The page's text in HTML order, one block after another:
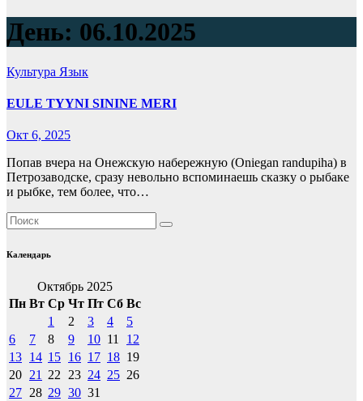
День: 06.10.2025
Культура Язык
EULE TYYNI SININE MERI
Окт 6, 2025
Попав вчера на Онежскую набережную (Oniegan randupiha) в
Петрозаводске, сразу невольно вспоминаешь сказку о рыбаке
и рыбке, тем более, что…
Календарь
Октябрь 2025
Пн Вт Ср Чт Пт Сб Вс
1
2 3 4
5
6
7 8 9 10 11
12
13 14 15 16 17 18 19
20 21 22 23 24 25 26
27 28 29 30 31